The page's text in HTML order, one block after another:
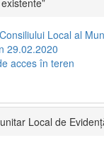
Local al
29.02.2020
acces în teren
Local de